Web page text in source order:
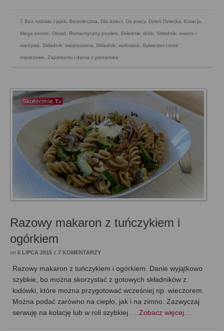
Bez nabiału i jajek Bezmleczna Dla dzieci Do pracy, Dzień Dziecka Kolacja
Mega proste Obiad Romantyczny posiłek Składnik: drób Składnik: owoce i
warzywa Składnik: wieprzowina Składnik: wołowina Sylwester i inne
imprezowe Zapiekanki i dania z piekarnika
Razowy makaron z tuńczykiem i
ogórkiem
on 6 LIPCA 2015 z 7 KOMENTARZY
Razowy makaron z tuńczykiem i ogórkiem. Danie wyjątkowo
szybkie, bo można skorzystać z gotowych składników z
lodówki, które można przygotować wcześniej np. wieczorem.
Można podać zarówno na ciepło, jak i na zimno. Zazwyczaj
serwuję na kolację lub w roli szybkiej … Zobacz więcej…